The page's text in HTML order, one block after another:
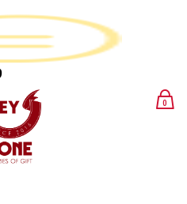
0